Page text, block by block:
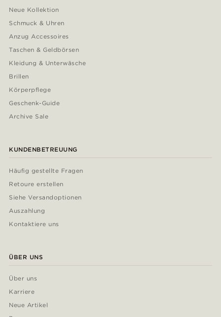
Neue Kollektion
Schmuck & Uhren
Anzug Accessoires
Taschen & Geldbörsen
Kleidung & Unterwäsche
Brillen
Körperpflege
Geschenk-Guide
Archive Sale
KUNDENBETREUUNG
Häufig gestellte Fragen
Retoure erstellen
Siehe Versandoptionen
Auszahlung
Kontaktiere uns
ÜBER UNS
Über uns
Karriere
Neue Artikel